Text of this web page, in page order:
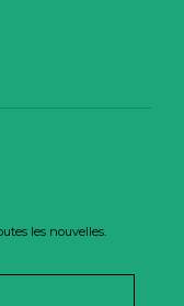
les nouvelles.